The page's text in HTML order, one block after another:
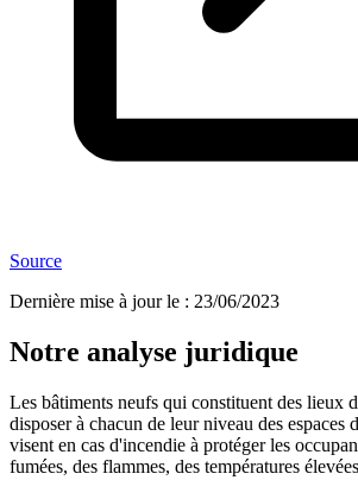
Source
Dernière mise à jour le : 23/06/2023
Notre analyse juridique
Les bâtiments neufs qui constituent des lieux
disposer à chacun de leur niveau des espaces
visent en cas d'incendie à protéger les
fumées, des flammes, des températures